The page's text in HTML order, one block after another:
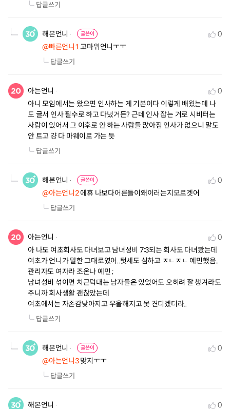
답글쓰기
해본언니 글쓴이
0
@빠른언니1 고마워언니ㅜㅜ
답글쓰기
아는언니
0
아니 모임에서는 왔으면 인사하는 게 기본이다 이렇게 배웠는데 나
도 글서 인사 필수로 하고 다녔거든? 근데 인사 잡는 거로 시비터는
사람이 있어서 그 이후로 안 하는 사람들 많아짐 인사가 없으니 말도
안 트고 걍 다 마웨이로 가는 듯
답글쓰기
해본언니 글쓴이
0
@아는언니2 에휴 나보다어른들이왜이러는지모르겟어
답글쓰기
아는언니
0
아 나도 여초회사도 다녀보고 남녀성비 7:3되는 회사도 다녀봤는데
여초가 언니가 말한 그대로였어..텃세도 심하고 ㅈㄴㅈㄴ 예민했음..
관리자도 여자라 조온나 예민 ;
남녀성비 섞이면 치근덕대는 남자들은 있었어도 오히려 잘 챙겨라도
주니까 회사생활 괜찮았는데
여초에서는 자존감낮아지고 우울해지고 못 견디겠더라..
답글쓰기
해본언니 글쓴이
0
@아는언니3 맞지ㅜㅜ
답글쓰기
해본언니
0